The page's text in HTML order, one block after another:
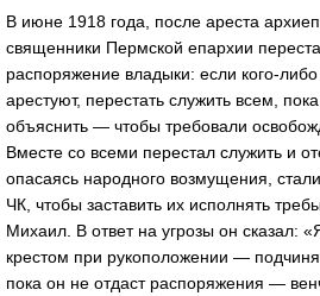
В июне 1918 года, после ареста
священники Пермской епархии
распоряжение владыки: если кого-
арестуют, перестать служить всем,
объяснить — чтобы требовали
Вместе со всеми перестал служить и
опасаясь народного возмущения,
ЧК, чтобы заставить их исполнять
Михаил. В ответ на угрозы он сказал:
крестом при рукоположении —
пока он не отдаст распоряжения —